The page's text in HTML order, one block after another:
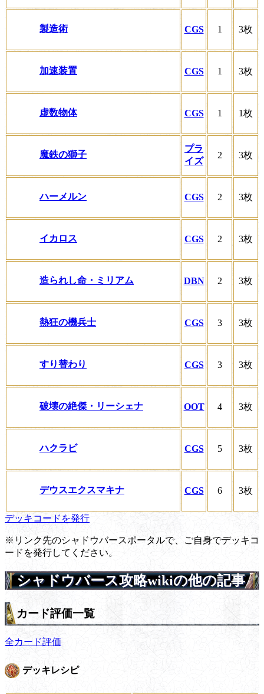
製造術 CGS 1 3枚
加速装置 CGS 1 3枚
虚数物体 CGS 1 1枚
魔鉄の獅子
プラ
イズ
2 3枚
ハーメルン CGS 2 3枚
イカロス CGS 2 3枚
造られし命・ミリアム DBN 2 3枚
熱狂の機兵士 CGS 3 3枚
すり替わり CGS 3 3枚
破壊の絶傑・リーシェナ OOT 4 3枚
ハクラビ CGS 5 3枚
デウスエクスマキナ CGS 6 3枚
デッキコードを発行
※リンク先のシャドウバースポータルで、ご自身でデッキコ
ードを発行してください。
シャドウバース攻略wikiの他の記事
カード評価一覧
全カード評価
デッキレシピ